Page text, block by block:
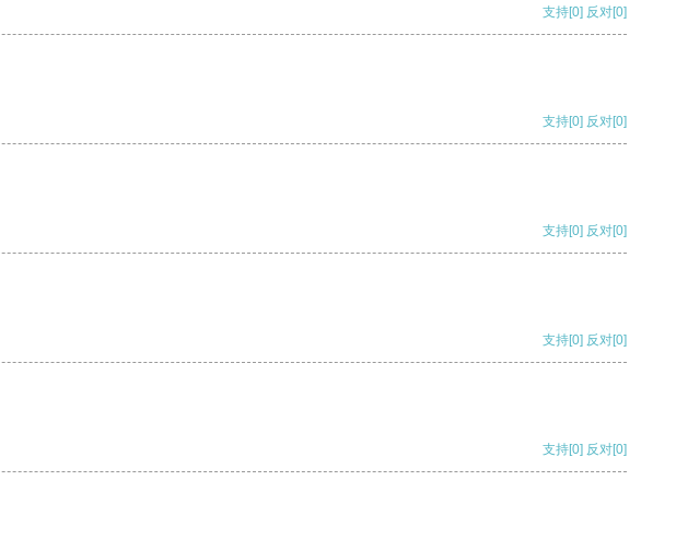
支持[0] 反对[0]
支持[0] 反对[0]
支持[0] 反对[0]
支持[0] 反对[0]
支持[0] 反对[0]